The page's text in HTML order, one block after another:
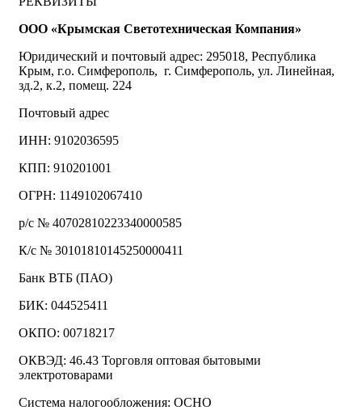
ООО «Крымская Светотехническая Компания»
Юридический и почтовый адрес: 295018, Республика
Крым, г.о. Симферополь, г. Симферополь, ул. Линейная,
зд.2, к.2, помещ. 224
Почтовый адрес
ИНН: 9102036595
КПП: 910201001
ОГРН: 1149102067410
р/с № 40702810223340000585
К/с № 30101810145250000411
Банк ВТБ (ПАО)
БИК: 044525411
ОКПО: 00718217
ОКВЭД: 46.43 Торговля оптовая бытовыми
электротоварами
Система налогообложения: ОСНО